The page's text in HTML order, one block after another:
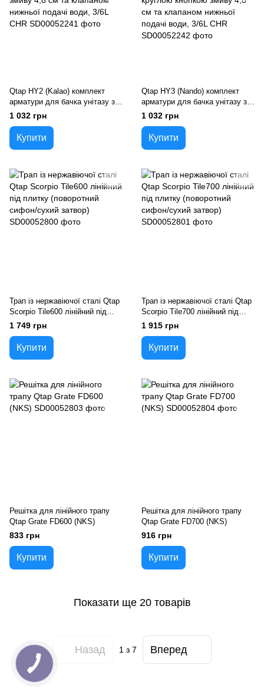
Qtap HY2 (Kalao) комплект
арматури для бачка унітазу з
подвійною круглою кнопкою
змиву 4,8 см та клапаном
нижньої подачі води, 3/6L CHR
1 032 грн
Купити
Qtap HY3 (Nando) комплект
арматури для бачка унітазу з
подвійною круглою кнопкою
змиву 4,8 см та клапаном
нижньої подачі води, 3/6L CHR
1 032 грн
Купити
Трап із нержавіючої сталі Qtap
Scorpio Tile600 лінійний під
плитку (поворотний сифон/
сухий затвор)
1 749 грн
Купити
Трап із нержавіючої сталі Qtap
Scorpio Tile700 лінійний під
плитку (поворотний сифон/
сухий затвор)
1 915 грн
Купити
Решітка для лінійного трапу
Qtap Grate FD600 (NKS)
833 грн
Купити
Решітка для лінійного трапу
Qtap Grate FD700 (NKS)
916 грн
Купити
Показати ще 20 товарів
Назад 1 з 7 Вперед